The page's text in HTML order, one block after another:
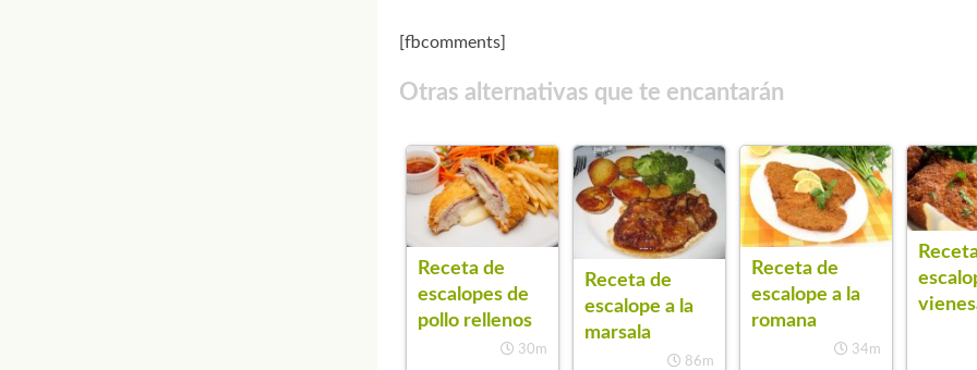
[fbcomments]
Otras alternativas que te encantarán
Receta de
escalopes de
pollo rellenos
30m
Receta de
escalope a la
marsala
86m
Receta de
escalope a la
romana
34m